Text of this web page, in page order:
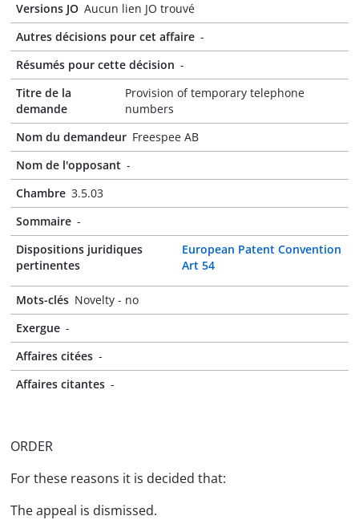
Versions JO Aucun lien JO trouvé
Autres décisions pour cet affaire -
Résumés pour cette décision -
Titre de la
demande
Provision of temporary telephone
numbers
Nom du demandeur Freespee AB
Nom de l'opposant -
Chambre 3.5.03
Sommaire -
Dispositions juridiques
pertinentes
European Patent Convention
Art 54
Mots-clés Novelty - no
Exergue -
Affaires citées -
Affaires citantes -
ORDER
For these reasons it is decided that:
The appeal is dismissed.